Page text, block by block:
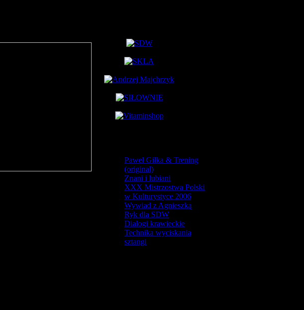
Paweł Giłka & Trening
(original)
Znani i lubiani
XXX Mistrzostwa Polski
w Kulturystyce 2006
Wywiad z Agnieszką
Ryk dla SDW
Dialogi krawieckie
Technika wyciskania
sztangi